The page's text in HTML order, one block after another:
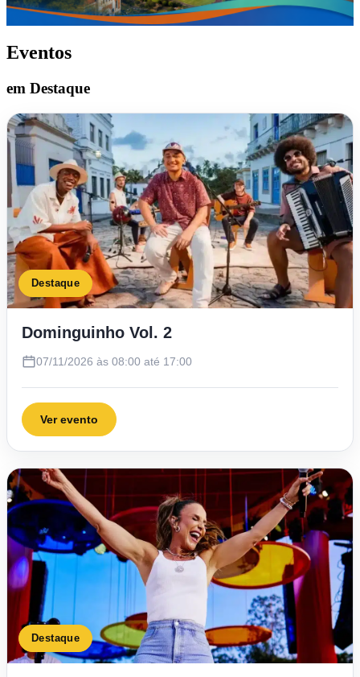
Eventos
em Destaque
Destaque
Dominguinho Vol. 2
07/11/2026 às 08:00 até 17:00
Ver evento
Destaque